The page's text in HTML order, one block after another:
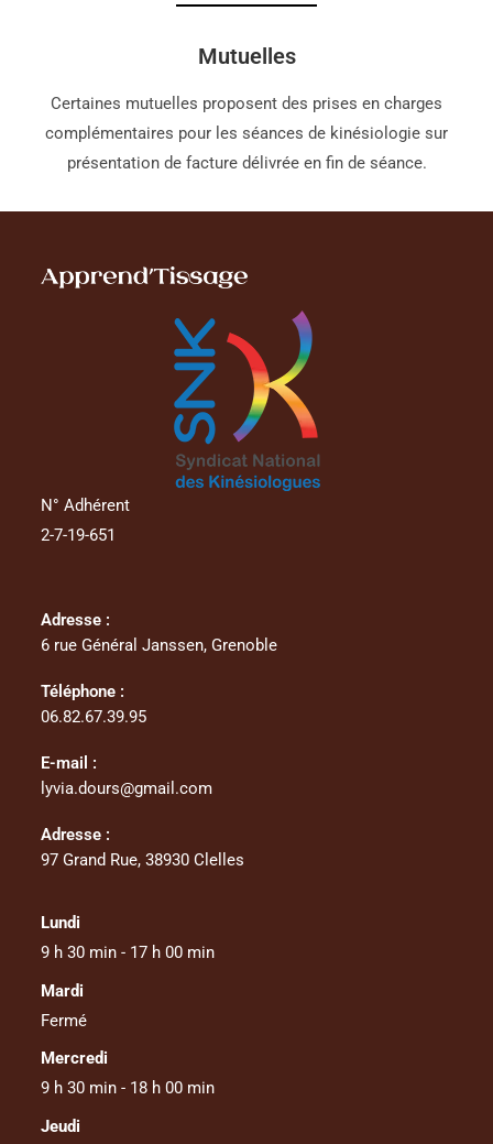
Mutuelles
Certaines mutuelles proposent des prises en charges
complémentaires pour les séances de kinésiologie sur
présentation de facture délivrée en fin de séance.
N° Adhérent
2-7-19-651
Adresse :
6 rue Général Janssen, Grenoble
Téléphone :
06.82.67.39.95
E-mail :
lyvia.dours@gmail.com
Adresse :
97 Grand Rue, 38930 Clelles
Lundi
9 h 30 min - 17 h 00 min
Mardi
Fermé
Mercredi
9 h 30 min - 18 h 00 min
Jeudi